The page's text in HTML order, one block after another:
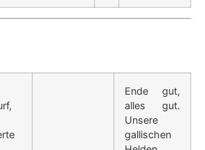
Ende gut,
alles gut.
Unsere
gallischen